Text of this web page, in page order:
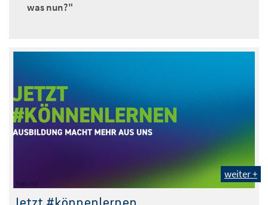
was nun?"
Foto: IHK
weiter +